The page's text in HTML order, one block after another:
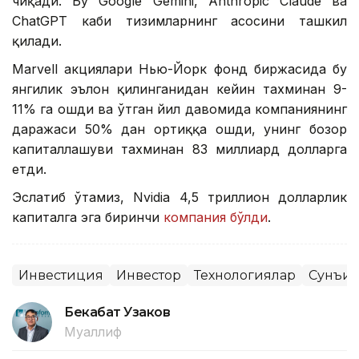
ChatGPT каби тизимларнинг асосини ташкил
қилади.
Marvell акциялари Нью-Йорк фонд биржасида бу
янгилик эълон қилинганидан кейин тахминан 9-
11% га ошди ва ўтган йил давомида компаниянинг
даражаси 50% дан ортиққа ошди, унинг бозор
капиталлашуви тахминан 83 миллиард долларга
етди.
Эслатиб ўтамиз, Nvidia 4,5 триллион долларлик
капиталга эга биринчи компания бўлди.
Инвестиция Инвестор Технологиялар
Бекабат Узаков
Муаллиф